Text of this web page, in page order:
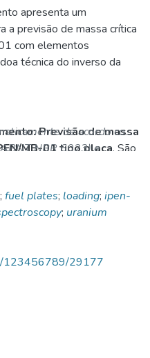
apresenta um
a previsão de massa crítica
com elementos
técnica do inverso da
Previsão de massa
MB-01 tipo placa. São
RMB-005-00-RELT-
123456789/29177.
de acordo com
NBR 6023) e
; fuel plates; loading; ipen-
; uranium
123456789/29177